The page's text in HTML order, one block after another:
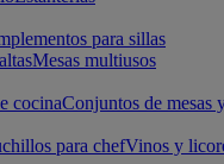
para sillas
Mesas multiusos
cocinaConjuntos de mesas
para chefVinos y